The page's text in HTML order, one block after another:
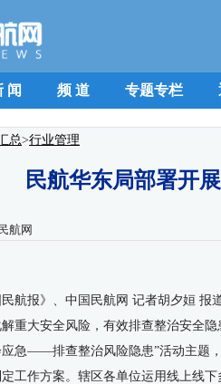
闻 频 道 专题专栏
总>行业管理
民航华东局部署开
航网
航报》、 中国民航网 记者胡夕姮 报
重大安全风险，有效排查整治安全
急——排查整治风险隐患”活动主题
工作方案。辖区各单位运用线上线